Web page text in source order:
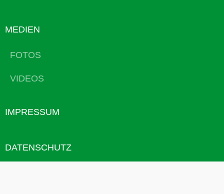
MEDIEN
FOTOS
VIDEOS
IMPRESSUM
DATENSCHUTZ